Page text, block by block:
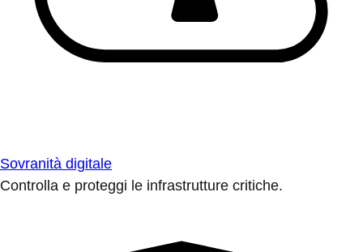
Sovranità digitale
Controlla e proteggi le infrastrutture critiche.